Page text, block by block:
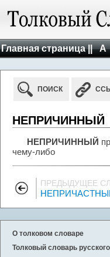
Главная страница || А
ПОИСК
НЕПРИЧИННЫЙ
НЕПРИЧИННЫЙ
чему-либо
ПРЕДЫДУЩЕЕ
О толковом словаре
Толковый словарь